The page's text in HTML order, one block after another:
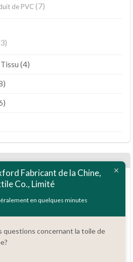
de PVC(7)
(4)
questions?
Fabricant de la Chine,
Co., Limité
en quelques minutes
questions concernant la toile de